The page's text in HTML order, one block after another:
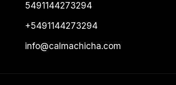
5491144273294
+5491144273294
info@calmachicha.com